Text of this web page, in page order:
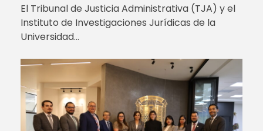
El Tribunal de Justicia Administrativa (TJA) y el
Instituto de Investigaciones Jurídicas de la
Universidad…